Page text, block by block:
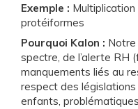
Exemple :
protéiformes
Pourquoi Kalon : Notre
spectre, de l’alerte RH
manquements liés au
respect des
enfants,